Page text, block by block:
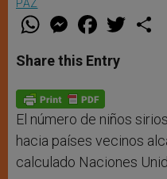
PAZ
W
t
s
p
p
M
e
s
e
g
e
r
F
a
e
b
o
k
w
Share this Entry
El número de niños
hacia países vecinos
calculado Naciones